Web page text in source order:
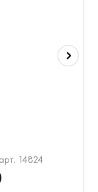
арт. 14824